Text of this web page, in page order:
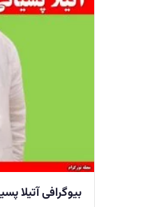
بیوگرافی آتیلا